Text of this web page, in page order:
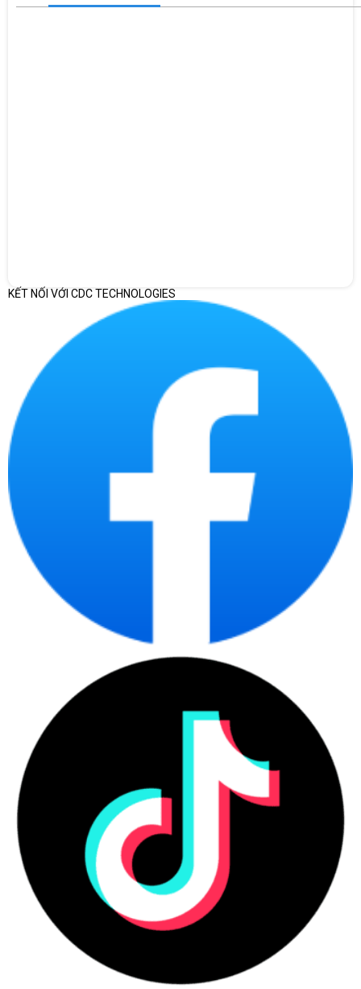
Màn hình HP Series 3 Pro 322pv
cổng kết nối thông dụng như HDMI và VGA. Điều này giúp dễ
dàng kết nối với các thiết bị khác nhau như laptop, PC, hay máy
chiếu. Các tùy chọn kết nối linh hoạt giúp tăng tính tiện dụng
trong môi trường văn phòng hoặc gia đình. Ngoài ra, việc cài đặt
và sử dụng màn hình cũng trở nên đơn giản hơn nhờ hỗ trợ kết
nối phổ biến.
KẾT NỐI VỚI CDC TECHNOLOGIES